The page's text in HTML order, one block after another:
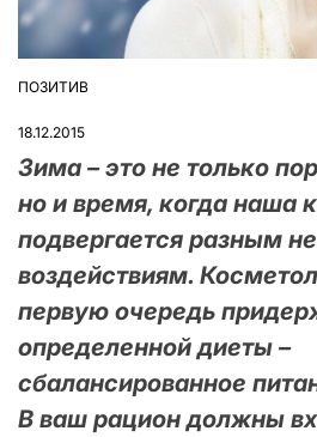
ОПУБЛІКУВАТИ
ПОЗИТИВ
18.12.2015
Зима – это не только
но и время, когда наша
подвергается разным
воздействиям.
первую очередь
определенной диеты –
сбалансированное
В ваш рацион должны